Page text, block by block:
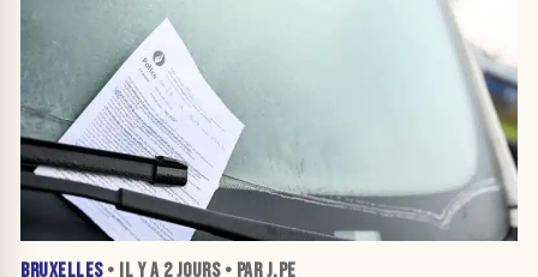
BRUXELLES• IL Y A 2 JOURS• PAR J.PE